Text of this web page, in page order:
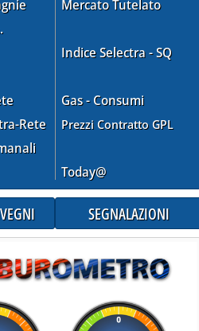
Rete
Mercato Tutelato
Indice Selectra - SQ
Gas - Consumi
Prezzi Contratto GPL
Today@
SEGNALAZIONI